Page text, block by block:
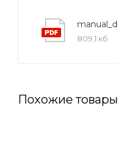
809,1 кб
Похожие товары